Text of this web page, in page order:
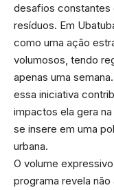
desafios constantes
resíduos. Em
como uma ação
volumosos, tendo
apenas uma
essa iniciativa
impactos ela gera
se insere em uma
urbana.
O volume
programa revela